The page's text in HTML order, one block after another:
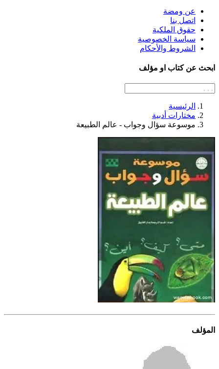
عن ومضة
اتصل بنا
حقوق الملكية
سياسة الخصوصية
الشروط والأحكام
ابحث عن كتاب او مؤلف
الرئيسية
مختارات أدبية
موسوعة سؤال وجواب - عالم الطبيعة
المؤلف